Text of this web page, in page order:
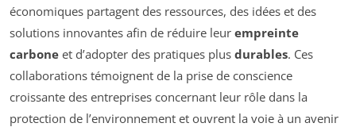
économiques partagent des ressources, des idées et des
solutions innovantes afin de réduire leur empreinte
carbone et d’adopter des pratiques plus durables. Ces
collaborations témoignent de la prise de conscience
croissante des entreprises concernant leur rôle dans la
protection de l’environnement et ouvrent la voie à un avenir